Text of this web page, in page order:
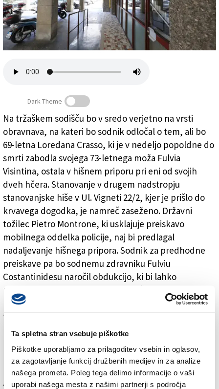
Ta spletna stran vsebuje piškotke
Piškotke uporabljamo za prilagoditev vsebin in oglasov,
za zagotavljanje funkcij družbenih medijev in za analize
našega prometa. Poleg tega delimo informacije o vaši
uporabi našega mesta z našimi partnerji s področja
Oglasi
Založnik
Zadruga PD
Krvava velika noč: umor ali samoobramba?
Dark Theme
Na tržaškem sodišču bo v sredo verjetno na vrsti
obravnava, na kateri bo sodnik odločal o tem, ali bo
69-letna Loredana Crasso, ki je v nedeljo popoldne do
smrti zabodla svojega 73-letnega moža Fulvia
Visintina, ostala v hišnem priporu pri eni od svojih
dveh hčera. Stanovanje v drugem nadstropju
stanovanjske hiše v Ul. Vigneti 22/2, kjer je prišlo do
krvavega dogodka, je namreč zaseženo. Državni
tožilec Pietro Montrone, ki usklajuje preiskavo
mobilnega oddelka policije, naj bi predlagal
nadaljevanje hišnega pripora. Sodnik za predhodne
preiskave pa bo sodnemu zdravniku Fulviu
Costantinidesu naročil obdukcijo, ki bi lahko
preiskovalcem na podlagi pozornejšega ogleda vboda
na Visintinovih prsih pomagala razumeti, kaj se je
točno zgodilo na velikonočni dan.
Loredana Crasso je v nedeljo sprva predstavila
protislovnimi trditvami. Nato je svoje dejanje priznala.
Po eni strani ni dvoma, da so bili odnosi med
zakoncema že nekaj let skrhani, prepiri so bili tudi po